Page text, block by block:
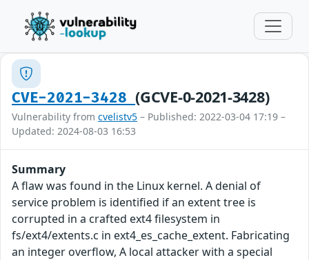
CVE-2021-3428(GCVE-0-2021-3428)
Vulnerability from cvelistv5 – Published: 2022-03-04 17:19 –
Updated: 2024-08-03 16:53
Summary
A flaw was found in the Linux kernel. A denial of
service problem is identified if an extent tree is
corrupted in a crafted ext4 filesystem in
fs/ext4/extents.c in ext4_es_cache_extent. Fabricating
an integer overflow, A local attacker with a special